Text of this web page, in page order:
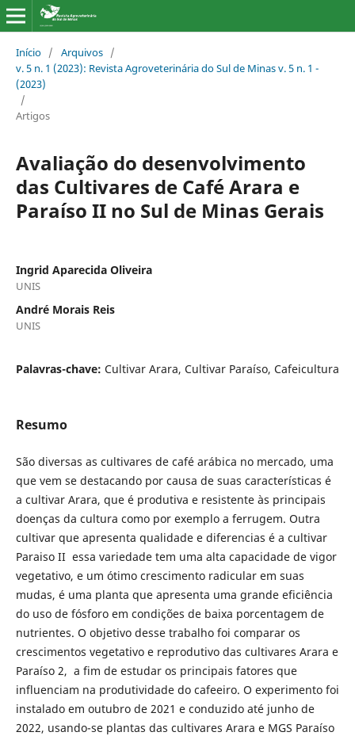
Início / Arquivos /
v. 5 n. 1 (2023): Revista Agroveterinária do Sul de Minas v. 5 n. 1 -
(2023)
/
Artigos
Avaliação do desenvolvimento
das Cultivares de Café Arara e
Paraíso II no Sul de Minas Gerais
Ingrid Aparecida Oliveira
UNIS
André Morais Reis
UNIS
Palavras-chave: Cultivar Arara, Cultivar Paraíso, Cafeicultura
Resumo
São diversas as cultivares de café arábica no mercado, uma
que vem se destacando por causa de suas características é
a cultivar Arara, que é produtiva e resistente às principais
doenças da cultura como por exemplo a ferrugem. Outra
cultivar que apresenta qualidade e diferencias é a cultivar
Paraiso II essa variedade tem uma alta capacidade de vigor
vegetativo, e um ótimo crescimento radicular em suas
mudas, é uma planta que apresenta uma grande eficiência
do uso de fósforo em condições de baixa porcentagem de
nutrientes. O objetivo desse trabalho foi comparar os
crescimentos vegetativo e reprodutivo das cultivares Arara e
Paraíso 2, a fim de estudar os principais fatores que
influenciam na produtividade do cafeeiro. O experimento foi
instalado em outubro de 2021 e conduzido até junho de
2022, usando-se plantas das cultivares Arara e MGS Paraíso